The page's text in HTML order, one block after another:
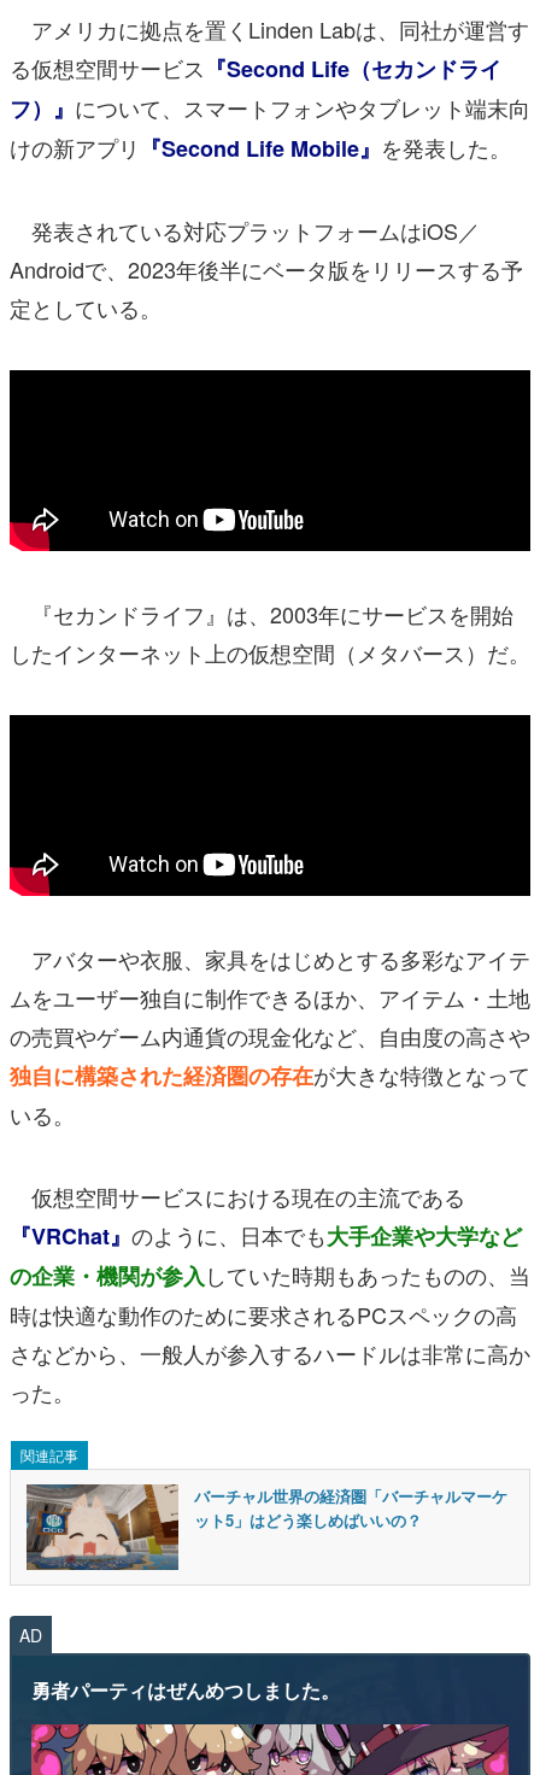
その他
電ファミニコゲーマーとは？
運営：株式会社マレ
アメリカに拠点を置くLinden Labは、同社が運営す
る仮想空間サービス 『Second Life（セカンドライ
フ）』 について、スマートフォンやタブレット端末向
けの新アプリ 『Second Life Mobile』 を発表した。
発表されている対応プラットフォームはiOS／
Androidで、2023年後半にベータ版をリリースする予
定としている。
『セカンドライフ』は、2003年にサービスを開始
したインターネット上の仮想空間（メタバース）だ。
アバターや衣服、家具をはじめとする多彩なアイテ
ムをユーザー独自に制作できるほか、アイテム・土地
の売買やゲーム内通貨の現金化など、自由度の高さや
独自に構築された経済圏の存在が大きな特徴となって
いる。
仮想空間サービスにおける現在の主流である
『VRChat』 のように、日本でも大手企業や大学など
の企業・機関が参入していた時期もあったものの、当
時は快適な動作のために要求されるPCスペックの高
さなどから、一般人が参入するハードルは非常に高か
った。
関連記事
バーチャル世界の経済圏「バーチャルマーケ
ット5」はどう楽しめばいいの？
AD
勇者パーティはぜんめつしました。